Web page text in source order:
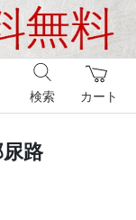
カート
検索
路